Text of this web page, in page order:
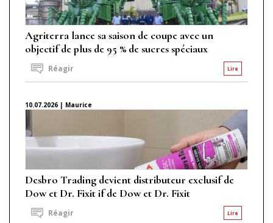
Agriterra lance sa saison de coupe avec un
objectif de plus de 95 % de sucres spéciaux
Lire
Réagir
10.07.2026 | Maurice
Desbro Trading devient distributeur exclusif de
Dow et Dr. Fixit if de Dow et Dr. Fixit
Lire
Réagir